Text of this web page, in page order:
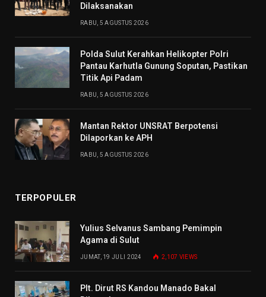
Dilaksanakan
RABU, 5 AGUSTUS 2026
Polda Sulut Kerahkan Helikopter Polri
Pantau Karhutla Gunung Soputan, Pastikan
Titik Api Padam
RABU, 5 AGUSTUS 2026
Mantan Rektor UNSRAT Berpotensi
Dilaporkan ke APH
RABU, 5 AGUSTUS 2026
TERPOPULER
Yulius Selvanus Sambang Pemimpin
Agama di Sulut
JUMAT, 19 JULI 2024 2,107 VIEWS
Plt. Dirut RS Kandou Manado Bakal